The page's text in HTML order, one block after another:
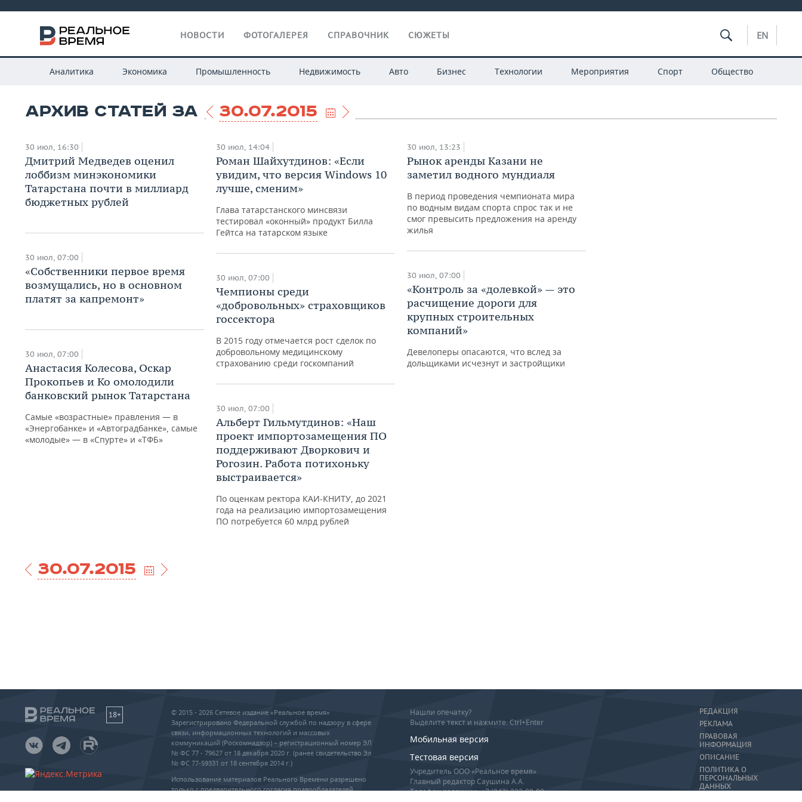
НОВОСТИ ФОТОГАЛЕРЕЯ СПРАВОЧНИК СЮЖЕТЫ EN
Аналитика Экономика Промышленность Недвижимость Авто Бизнес Технологии Мероприятия Спорт Общество
АРХИВ СТАТЕЙ ЗА 30.07.2015
30 июл, 16:30
Дмитрий Медведев оценил
лоббизм минэкономики
Татарстана почти в миллиард
бюджетных рублей
30 июл, 07:00
«Собственники первое время
возмущались, но в основном
платят за капремонт»
30 июл, 07:00
Анастасия Колесова, Оскар
Прокопьев и Ко омолодили
банковский рынок Татарстана
Самые «возрастные» правления — в
«Энергобанке» и «Автоградбанке», самые
«молодые» — в «Спурте» и «ТФБ»
30 июл, 14:04
Роман Шайхутдинов: «Если
увидим, что версия Windows 10
лучше, сменим»
Глава татарстанского минсвязи
тестировал «оконный» продукт Билла
Гейтса на татарском языке
30 июл, 07:00
Чемпионы среди
«добровольных» страховщиков
госсектора
В 2015 году отмечается рост сделок по
добровольному медицинскому
страхованию среди госкомпаний
30 июл, 07:00
Альберт Гильмутдинов: «Наш
проект импортозамещения ПО
поддерживают Дворкович и
Рогозин. Работа потихоньку
выстраивается»
По оценкам ректора КАИ-КНИТУ, до 2021
года на реализацию импортозамещения
ПО потребуется 60 млрд рублей
30 июл, 13:23
Рынок аренды Казани не
заметил водного мундиаля
В период проведения чемпионата мира
по водным видам спорта спрос так и не
смог превысить предложения на аренду
жилья
30 июл, 07:00
«Контроль за «долевкой» — это
расчищение дороги для
крупных строительных
компаний»
Девелоперы опасаются, что вслед за
дольщиками исчезнут и застройщики
30.07.2015
18+
© 2015 - 2026 Сетевое издание «Реальное время»
Зарегистрировано Федеральной службой по надзору в сфере
связи, информационных технологий и массовых
коммуникаций (Роскомнадзор) – регистрационный номер ЭЛ
№ ФС 77 - 79627 от 18 декабря 2020 г. (ранее свидетельство Эл
№ ФС 77-59331 от 18 сентября 2014 г.)
Использование материалов Реального Времени разрешено
только с предварительного согласия правообладателей,
Нашли опечатку?
Выделите текст и нажмите: Ctrl+Enter
Мобильная версия
Тестовая версия
Учредитель ООО «Реальное время»
Главный редактор Саушина А.А.
Телефон редакции: +7 (843) 222-90-80
РЕДАКЦИЯ
РЕКЛАМА
ПРАВОВАЯ
ИНФОРМАЦИЯ
ОПИСАНИЕ
ПОЛИТИКА О
ПЕРСОНАЛЬНЫХ
ДАННЫХ